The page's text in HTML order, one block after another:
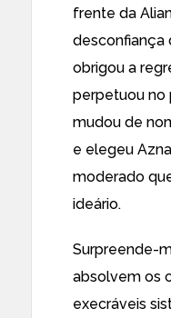
frente da
desconfiança
obrigou a
perpetuou no
mudou de
e elegeu
moderado
ideário.
Surpreende-
absolvem os
execráveis